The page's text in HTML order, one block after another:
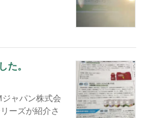
た。
ジャパン株式会
ーズが紹介さ